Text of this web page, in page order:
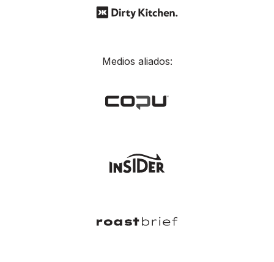
Medios aliados: